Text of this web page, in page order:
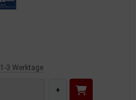
1-3 Werktage
+